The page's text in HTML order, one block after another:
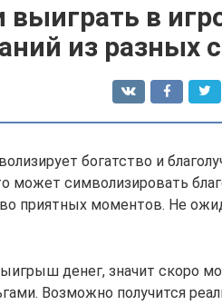
выиграть в
из разных
богатство и
может символизировать
приятных моментов. Не
денег, значит скоро
Возможно получится